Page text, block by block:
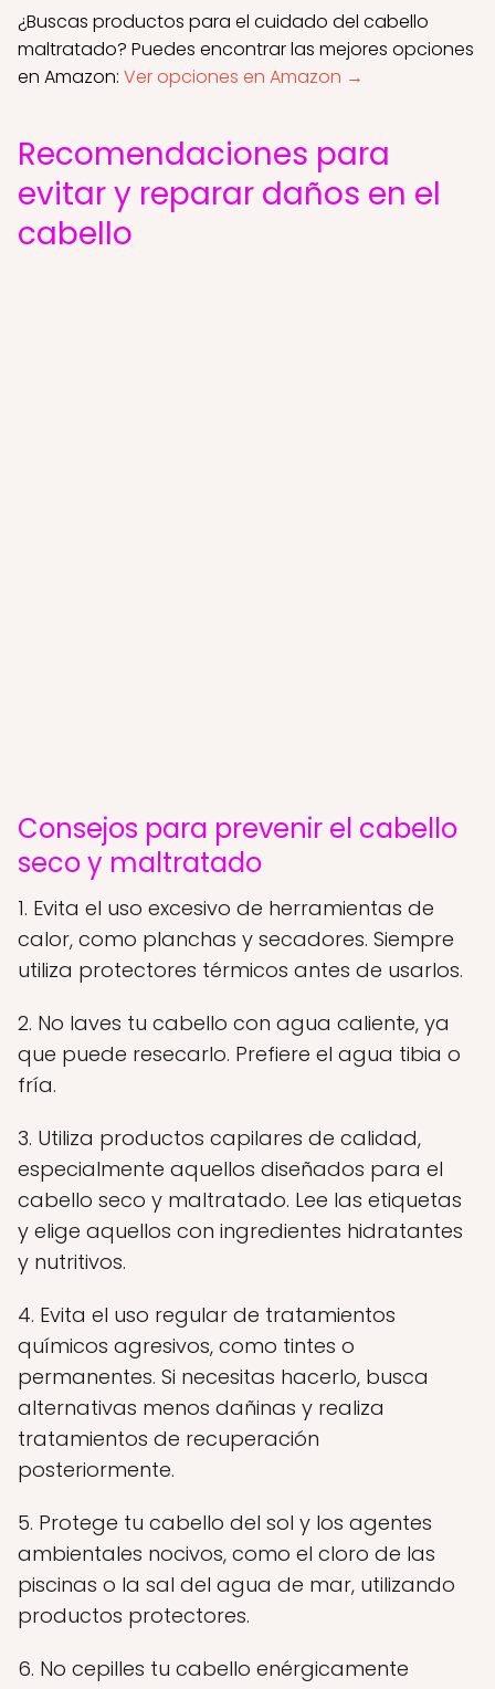
¿Buscas productos para el cuidado del cabello
maltratado? Puedes encontrar las mejores opciones
en Amazon: Ver opciones en Amazon →
Recomendaciones para
evitar y reparar daños en el
cabello
Consejos para prevenir el cabello
seco y maltratado
1. Evita el uso excesivo de herramientas de
calor, como planchas y secadores. Siempre
utiliza protectores térmicos antes de usarlos.
2. No laves tu cabello con agua caliente, ya
que puede resecarlo. Prefiere el agua tibia o
fría.
3. Utiliza productos capilares de calidad,
especialmente aquellos diseñados para el
cabello seco y maltratado. Lee las etiquetas
y elige aquellos con ingredientes hidratantes
y nutritivos.
4. Evita el uso regular de tratamientos
químicos agresivos, como tintes o
permanentes. Si necesitas hacerlo, busca
alternativas menos dañinas y realiza
tratamientos de recuperación
posteriormente.
5. Protege tu cabello del sol y los agentes
ambientales nocivos, como el cloro de las
piscinas o la sal del agua de mar, utilizando
productos protectores.
6. No cepilles tu cabello enérgicamente